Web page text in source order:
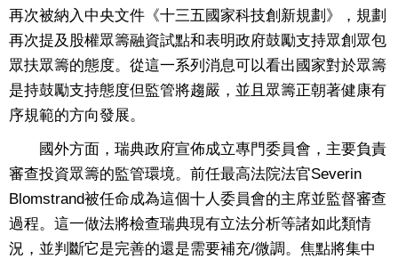
再次被納入中央文件《十三五國家科技創新規劃》，規劃
再次提及股權眾籌融資試點和表明政府鼓勵支持眾創眾包
眾扶眾籌的態度。從這一系列消息可以看出國家對於眾籌
是持鼓勵支持態度但監管將趨嚴，並且眾籌正朝著健康有
序規範的方向發展。
國外方面，瑞典政府宣佈成立專門委員會，主要負責
審查投資眾籌的監管環境。前任最高法院法官Severin
Blomstrand被任命成為這個十人委員會的主席並監督審查
過程。這一做法將檢查瑞典現有立法分析等諸如此類情
況，並判斷它是完善的還是需要補充/微調。焦點將集中